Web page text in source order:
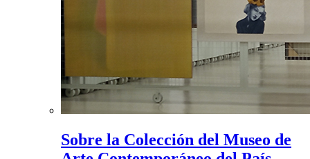
Sobre la Colección del Museo de